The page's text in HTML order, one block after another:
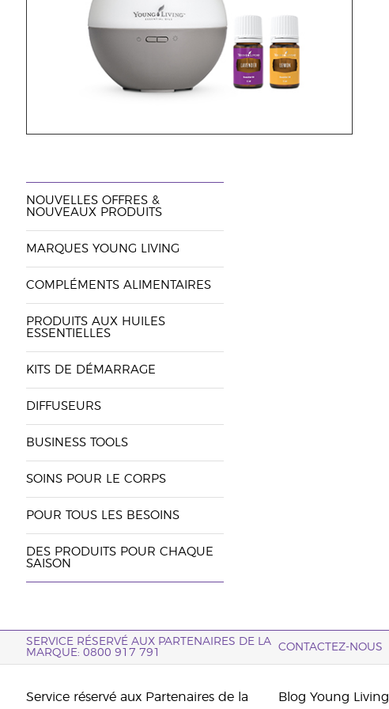
NOUVELLES OFFRES &
NOUVEAUX PRODUITS
MARQUES YOUNG LIVING
COMPLÉMENTS ALIMENTAIRES
PRODUITS AUX HUILES
ESSENTIELLES
KITS DE DÉMARRAGE
DIFFUSEURS
BUSINESS TOOLS
SOINS POUR LE CORPS
POUR TOUS LES BESOINS
DES PRODUITS POUR CHAQUE
SAISON
SERVICE RÉSERVÉ AUX PARTENAIRES DE LA
MARQUE: 0800 917 791
CONTACTEZ-NOUS
Service réservé aux Partenaires de la
Blog Young Living